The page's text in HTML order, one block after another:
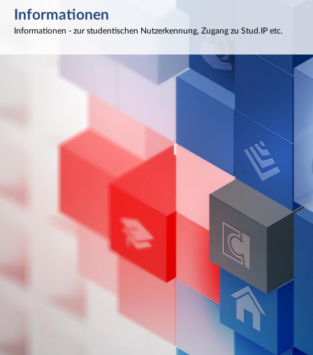
Informationen
Informationen - zur studentischen Nutzerkennung, Zugang zu Stud.IP etc.